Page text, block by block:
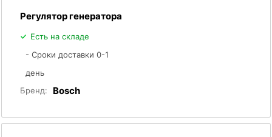
Регулятор генератора
Есть на складе
- Сроки доставки 0-1
день
Бренд:
Bosch